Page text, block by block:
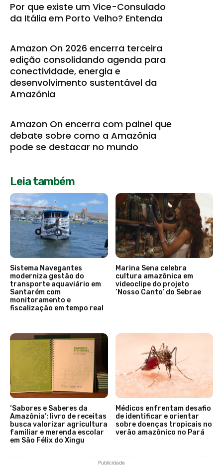
Por que existe um Vice-Consulado
da Itália em Porto Velho? Entenda
Amazon On 2026 encerra terceira
edição consolidando agenda para
conectividade, energia e
desenvolvimento sustentável da
Amazônia
Amazon On encerra com painel que
debate sobre como a Amazônia
pode se destacar no mundo
Leia também
Sistema Navegantes
moderniza gestão do
transporte aquaviário em
Santarém com
monitoramento e
fiscalização em tempo real
Marina Sena celebra
cultura amazônica em
videoclipe do projeto
‘Nosso Canto’ do Sebrae
‘Sabores e Saberes da
Amazônia’: livro de receitas
busca valorizar agricultura
familiar e merenda escolar
em São Félix do Xingu
Médicos enfrentam desafio
de identificar e orientar
sobre doenças tropicais no
verão amazônico no Pará
Publicidade